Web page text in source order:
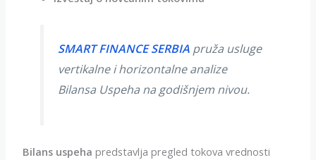
SMART FINANCE SERBIApruža usluge
vertikalne i horizontalne analize
Bilansa Uspeha na godišnjem nivou.
Bilans uspeha predstavlja pregled tokova vrednosti